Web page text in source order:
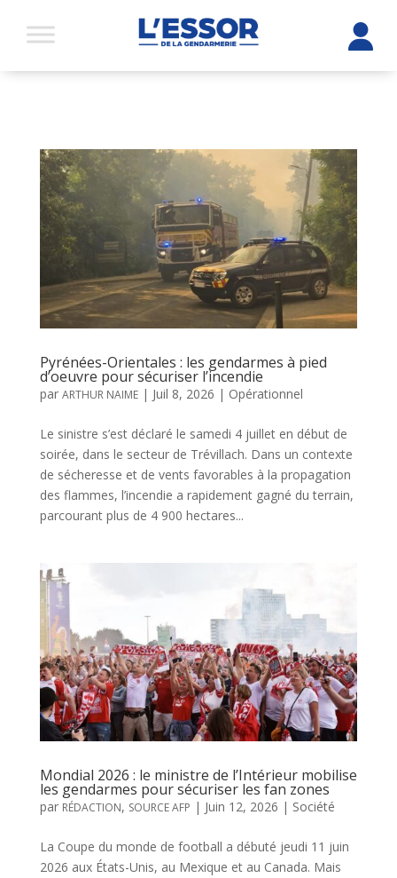
Pyrénées-Orientales : les gendarmes à pied
d’oeuvre pour sécuriser l’incendie
par ARTHUR NAIME| Juil 8, 2026 | Opérationnel
Le sinistre s’est déclaré le samedi 4 juillet en début de
soirée, dans le secteur de Trévillach. Dans un contexte
de sécheresse et de vents favorables à la propagation
des flammes, l’incendie a rapidement gagné du terrain,
parcourant plus de 4 900 hectares...
Mondial 2026 : le ministre de l’Intérieur mobilise
les gendarmes pour sécuriser les fan zones
par RÉDACTION, SOURCE AFP | Juin 12, 2026 | Société
La Coupe du monde de football a débuté jeudi 11 juin
2026 aux États-Unis, au Mexique et au Canada. Mais